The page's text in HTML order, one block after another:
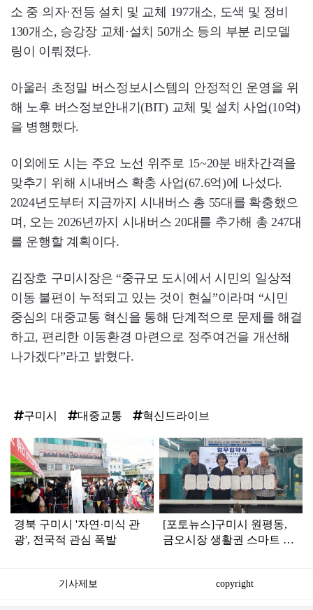
소 중 의자·전등 설치 및 교체 197개소, 도색 및 정비
130개소, 승강장 교체·설치 50개소 등의 부분 리모델
링이 이뤄졌다.
아울러 초정밀 버스정보시스템의 안정적인 운영을 위
해 노후 버스정보안내기(BIT) 교체 및 설치 사업(10억)
을 병행했다.
이외에도 시는 주요 노선 위주로 15~20분 배차간격을
맞추기 위해 시내버스 확충 사업(67.6억)에 나섰다.
2024년도부터 지금까지 시내버스 총 55대를 확충했으
며, 오는 2026년까지 시내버스 20대를 추가해 총 247대
를 운행할 계획이다.
김장호 구미시장은 “중규모 도시에서 시민의 일상적
이동 불편이 누적되고 있는 것이 현실”이라며 “시민
중심의 대중교통 혁신을 통해 단계적으로 문제를 해결
하고, 편리한 이동환경 마련으로 정주여건을 개선해
나가겠다”라고 밝혔다.
구미시 대중교통 혁신드라이브
탑
라
인
경북 구미시 '자연·미식 관
광', 전국적 관심 폭발
[포토뉴스]구미시 원평동,
금오시장 생활권 스마트 돌
기사제보 copyright